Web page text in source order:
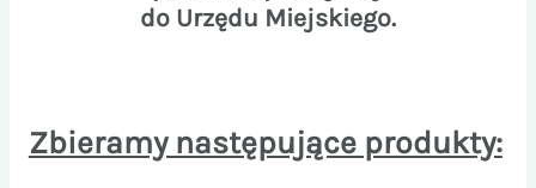
do Urzędu Miejskiego.
Zbieramy następujące produkty: